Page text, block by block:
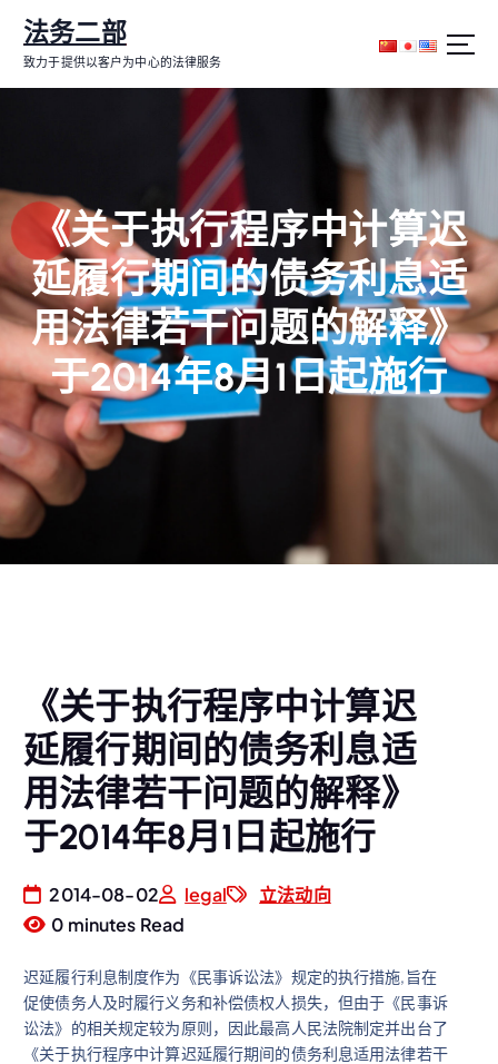
内
法务二部
致力于提供以客户为中心的法律服务
《关于执行程序中计算迟
延履行期间的债务利息适
用法律若干问题的解释》
于2014年8月1日起施行
《关于执行程序中计算迟
延履行期间的债务利息适
用法律若干问题的解释》
于2014年8月1日起施行
2014-08-02 legal
立法动向
0 minutes Read
迟延履行利息制度作为《民事诉讼法》规定的执行措施,旨在
促使债务人及时履行义务和补偿债权人损失，但由于《民事诉
讼法》的相关规定较为原则，因此最高人民法院制定并出台了
《关于执行程序中计算迟延履行期间的债务利息适用法律若干